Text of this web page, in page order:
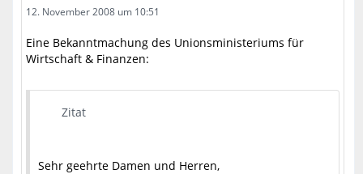
12. November 2008 um 10:51
Eine Bekanntmachung des Unionsministeriums für
Wirtschaft & Finanzen:
Zitat
Sehr geehrte Damen und Herren,